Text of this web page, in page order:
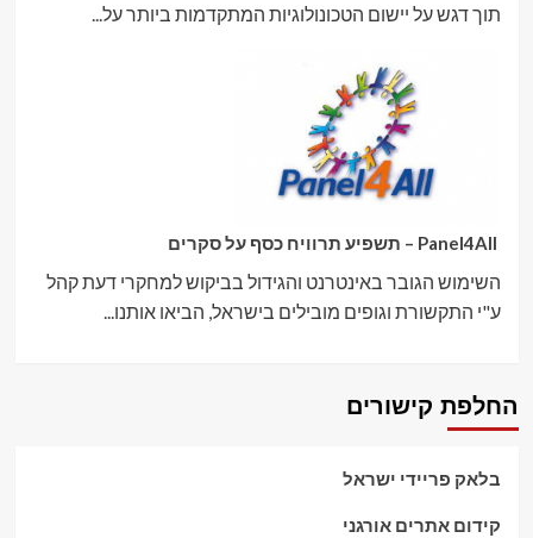
תוך דגש על יישום הטכונולוגיות המתקדמות ביותר על...
השימוש הגובר באינטרנט והגידול בביקוש למחקרי דעת קהל
ע"י התקשורת וגופים מובילים בישראל, הביאו אותנו...
החלפת קישורים
בלאק פריידי ישראל
קידום אתרים אורגני